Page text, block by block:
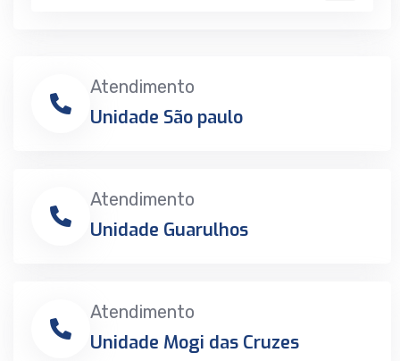
Atendimento
Unidade São paulo
Atendimento
Unidade Guarulhos
Atendimento
Unidade Mogi das Cruzes